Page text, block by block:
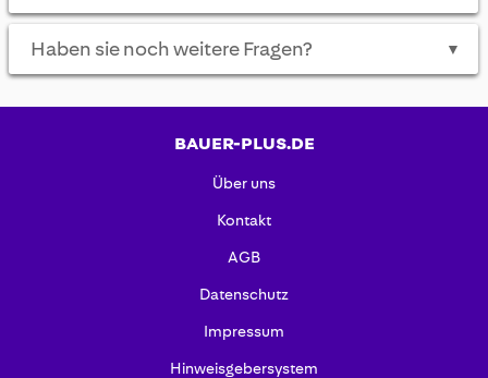
Haben sie noch weitere Fragen? ▼
BAUER-PLUS.DE
Über uns
Kontakt
AGB
Datenschutz
Impressum
Hinweisgebersystem